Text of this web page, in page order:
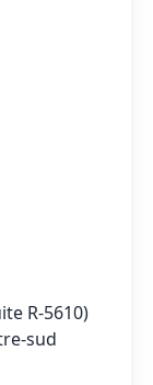
R-5610)
sud